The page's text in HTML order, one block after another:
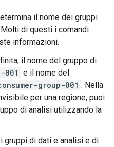
il nome dei gruppi
di questi i comandi
informazioni.
il nome del gruppo di
001 e il nome del
group-001 . Nella
per una regione, puoi
di analisi utilizzando la
gruppi di dati e analisi e di